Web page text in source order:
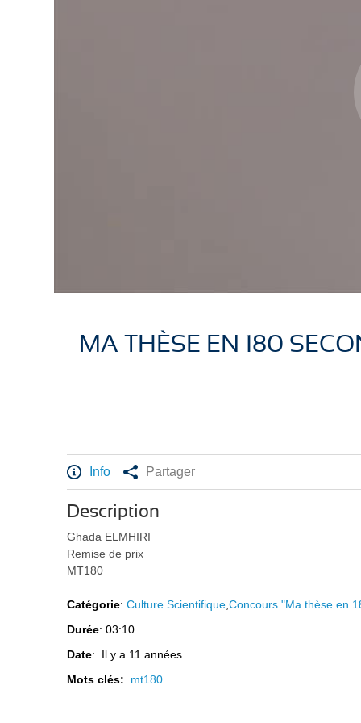
MA THÈSE EN 180
Info Partager
Description
Ghada ELMHIRI
Remise de prix
MT180
Catégorie:Culture Scientifique ,Concours "Ma thèse en
Durée: 03:10
Date: Il y a 11 années
Mots clés: mt180